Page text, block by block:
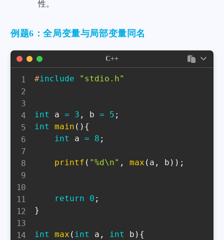
性。
例题6：全局变量与局部变量同名
#include "stdio.h"
int a = 3 , b = 5 ;
int
main ( ) {
int
a = 8 ;
printf ( "%d\n" , max ( a , b ) ) ;
return 0 ;
}
int max ( int a , int b ) {
C++